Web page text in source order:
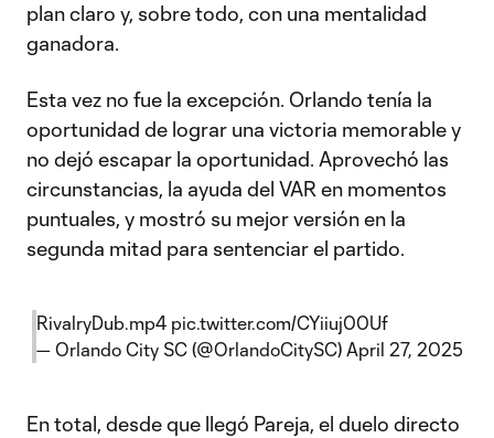
plan claro y, sobre todo, con una mentalidad
ganadora.
Esta vez no fue la excepción. Orlando tenía la
oportunidad de lograr una victoria memorable y
no dejó escapar la oportunidad. Aprovechó las
circunstancias, la ayuda del VAR en momentos
puntuales, y mostró su mejor versión en la
segunda mitad para sentenciar el partido.
RivalryDub.mp4 pic.twitter.com/CYiiuj00Uf
— Orlando City SC (@OrlandoCitySC) April 27, 2025
En total, desde que llegó Pareja, el duelo directo